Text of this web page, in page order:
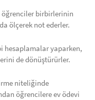
öğrenciler birbirlerinin
ölçerek not ederler.
hesaplamalar yaparken,
de dönüştürürler.
niteliğinde
öğrencilere ev ödevi